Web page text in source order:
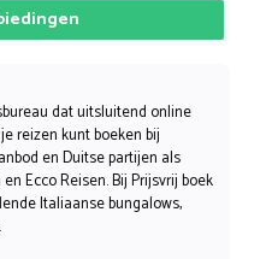
dat uitsluitend online
reizen kunt boeken bij
en Duitse partijen als
Ecco Reisen. Bij Prijsvrij boek
Italiaanse bungalows,